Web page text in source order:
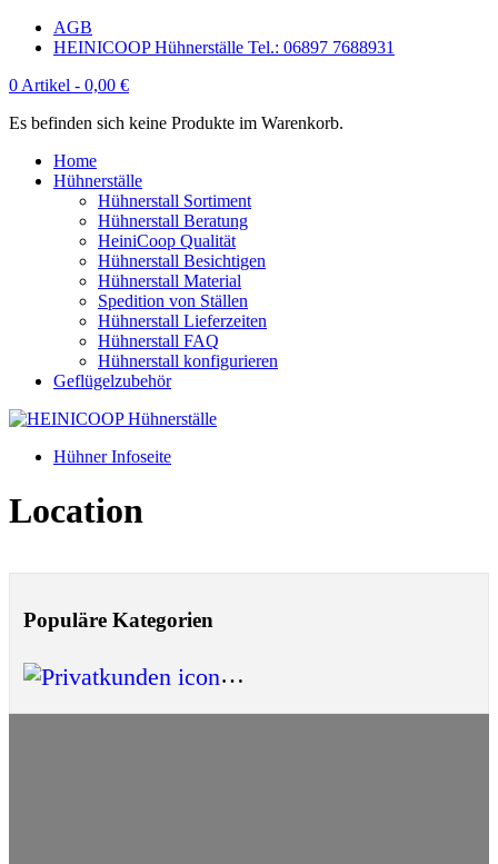
AGB
HEINICOOP Hühnerställe Tel.: 06897 7688931
0 Artikel - 0,00 €
Es befinden sich keine Produkte im Warenkorb.
Home
Hühnerställe
Hühnerstall Sortiment
Hühnerstall Beratung
HeiniCoop Qualität
Hühnerstall Besichtigen
Hühnerstall Material
Spedition von Ställen
Hühnerstall Lieferzeiten
Hühnerstall FAQ
Hühnerstall konfigurieren
Geflügelzubehör
Hühner Infoseite
Location
Populäre Kategorien
Privatkunden